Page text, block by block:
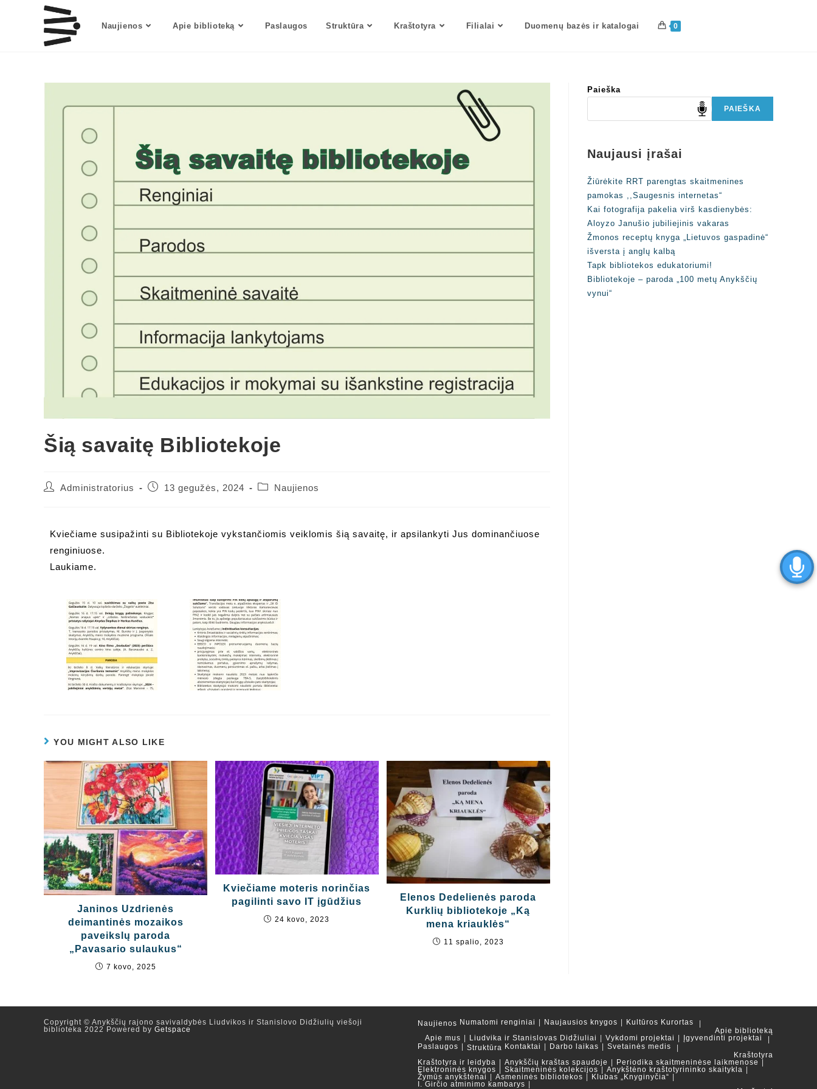
Naujienos Apie biblioteką Paslaugos Struktūra Kraštotyra Filialai Duomenų bazės ir katalogai 0
Šią savaitę Bibliotekoje
Administratorius 13 gegužės, 2024 Naujienos
Kviečiame susipažinti su Bibliotekoje vykstančiomis veiklomis šią savaitę, ir apsilankyti Jus dominančiuose
renginiuose.
Laukiame.
YOU MIGHT ALSO LIKE
Janinos Uzdrienės
deimantinės mozaikos
paveikslų paroda
„Pavasario sulaukus“
7 kovo, 2025
Kviečiame moteris norinčias
pagilinti savo IT įgūdžius
24 kovo, 2023
Elenos Dedelienės paroda
Kurklių bibliotekoje „Ką
mena kriauklės“
11 spalio, 2023
Paieška
PAIEŠKA
Naujausi įrašai
Žiūrėkite RRT parengtas skaitmenines
pamokas ,,Saugesnis internetas“
Kai fotografija pakelia virš kasdienybės:
Aloyzo Janušio jubiliejinis vakaras
Žmonos receptų knyga „Lietuvos gaspadinė“
išversta į anglų kalbą
Tapk bibliotekos edukatoriumi!
Bibliotekoje – paroda „100 metų Anykščių
vynui“
Naujienos Numatomi renginiai Naujausios knygos
Kultūros Kurortas
Apie biblioteką
Apie mus
Liudvika ir Stanislovas Didžiuliai Vykdomi projektai
Įgyvendinti projektai
Paslaugos
Struktūra Kontaktai Darbo laikas
Svetainės medis
Kraštotyra
Kraštotyra ir leidyba
Anykščių kraštas spaudoje
Periodika skaitmeninėse laikmenose
Elektroninės knygos
Skaitmeninės kolekcijos
Anykštėno kraštotyrininko skaitykla
Žymūs anykštėnai
Asmeninės bibliotekos
Klubas „Knyginyčia“
I. Girčio atminimo kambarys
Copyright © Anykščių rajono savivaldybės Liudvikos ir Stanislovo Didžiulių viešoji
biblioteka 2022 Powered by Getspace